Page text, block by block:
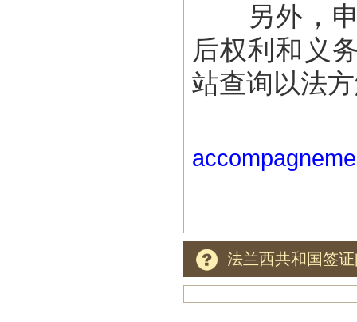
另外，申
后权利和义
站查询以法
法兰西共和国签